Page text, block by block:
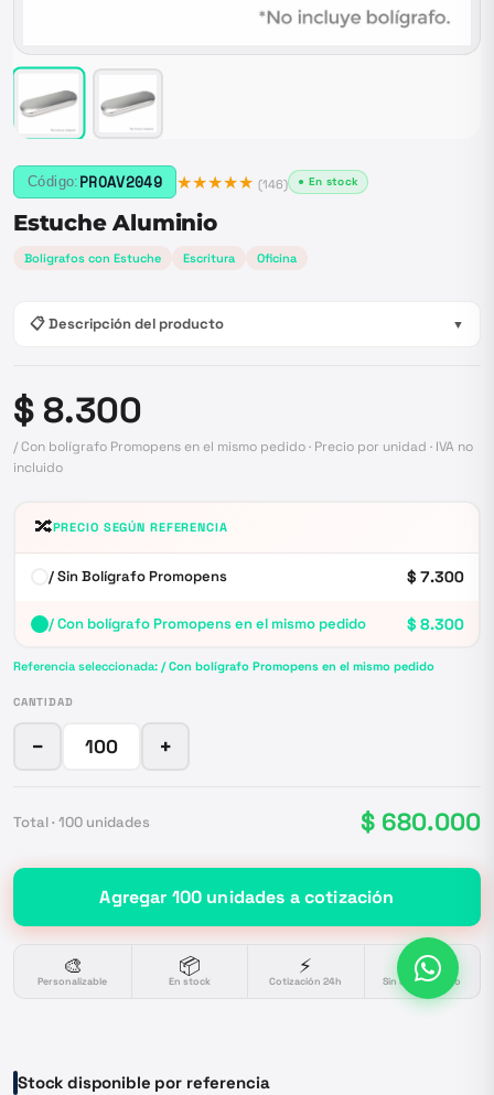
Código: PROAV2049 ★★★★★ (146) ● En stock
Estuche Aluminio
Boligrafos con Estuche Escritura Oficina
📋 Descripción del producto ▼
$ 8.300
/ Con bolígrafo Promopens en el mismo pedido · Precio por unidad · IVA no
incluido
🔀PRECIO SEGÚN REFERENCIA
/ Sin Bolígrafo Promopens $ 7.300
/ Con bolígrafo Promopens en el mismo pedido $ 8.300
Referencia seleccionada: / Con bolígrafo Promopens en el mismo pedido
CANTIDAD
− +
Total · 100 unidades $ 680.000
Agregar 100 unidades a cotización
🎨
Personalizable
📦
En stock
⚡
Cotización 24h
🔒
Sin compromiso
Stock disponible por referencia